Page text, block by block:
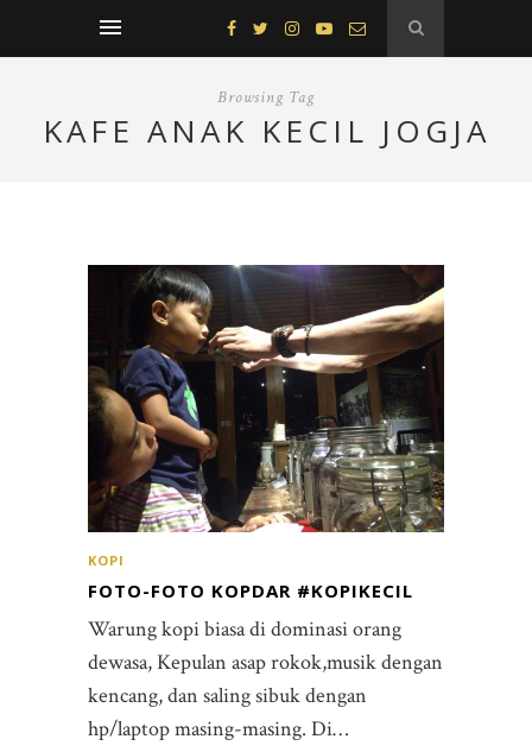
Browsing Tag
KAFE ANAK KECIL JOGJA
KOPI
FOTO-FOTO KOPDAR #KOPIKECIL
Warung kopi biasa di dominasi orang
dewasa, Kepulan asap rokok,musik dengan
kencang, dan saling sibuk dengan
hp/laptop masing-masing. Di…